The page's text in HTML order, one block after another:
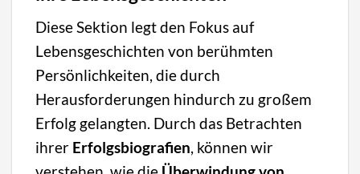
Diese Sektion legt den Fokus auf
Lebensgeschichten von berühmten
Persönlichkeiten, die durch
Herausforderungen hindurch zu großem
Erfolg gelangten. Durch das Betrachten
ihrer Erfolgsbiografien, können wir